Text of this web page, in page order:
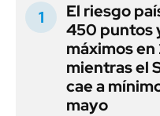
El riesgo
450 puntos
máximos en
mientras el
cae a
mayo